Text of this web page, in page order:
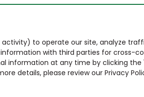
to operate our site, analyze
with third parties for cross-
information at any time by clicking the
details, please review our Privacy